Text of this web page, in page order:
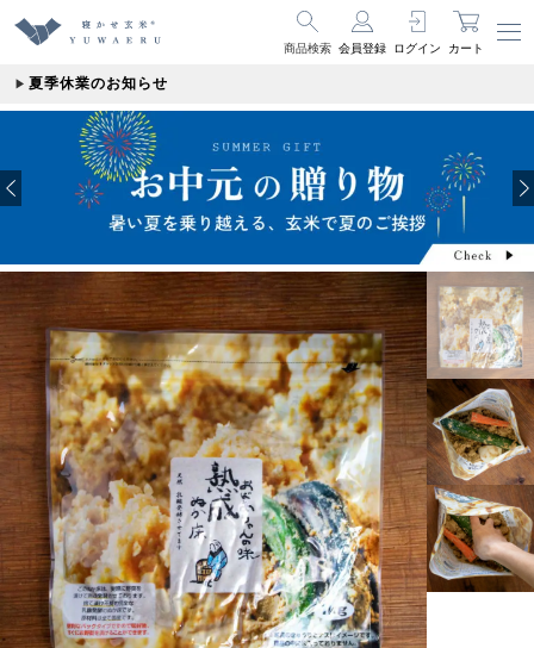
商品検索 会員登録 ログイン カート
夏季休業のお知らせ